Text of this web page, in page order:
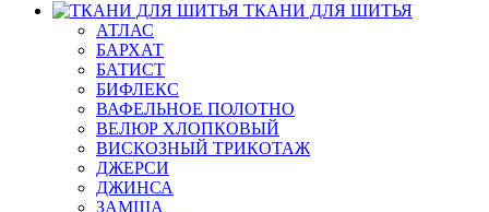
ТКАНИ ДЛЯ ШИТЬЯ
АТЛАС
БАРХАТ
БАТИСТ
БИФЛЕКС
ВАФЕЛЬНОЕ ПОЛОТНО
ВЕЛЮР ХЛОПКОВЫЙ
ВИСКОЗНЫЙ ТРИКОТАЖ
ДЖЕРСИ
ДЖИНСА
ЗАМША